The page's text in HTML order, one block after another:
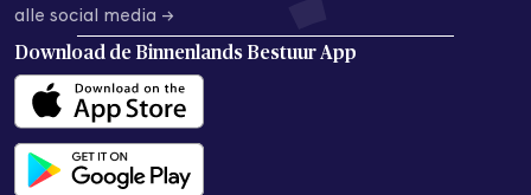
alle social media →
Download de Binnenlands Bestuur App